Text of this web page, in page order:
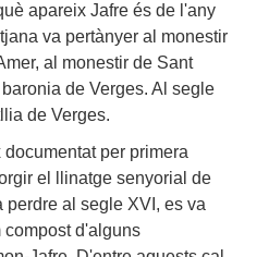
apareix Jafre és de l'any
va pertànyer al monestir
al monestir de Sant
de Verges. Al segle
de Verges.
documentat per primera
el llinatge senyorial de
perdre al segle XVI, es va
compost d'alguns